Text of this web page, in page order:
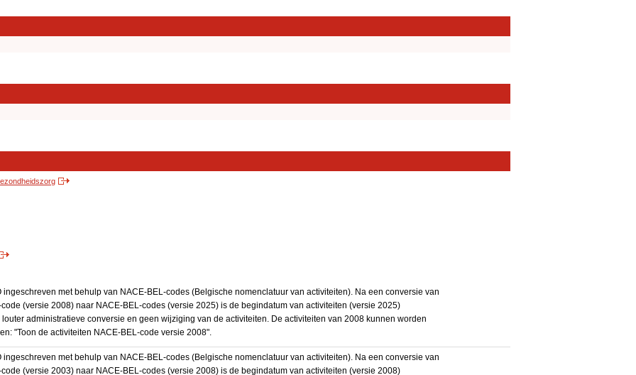
ingeschreven met behulp van NACE-BEL-codes (Belgische nomenclatuur van activiteiten). Na een conversie van
(versie 2008) naar NACE-BEL-codes (versie 2025) is de begindatum van activiteiten (versie 2025)
administratieve conversie en geen wijziging van de activiteiten. De activiteiten van 2008 kunnen worden
"Toon de activiteiten NACE-BEL-code versie 2008".
ingeschreven met behulp van NACE-BEL-codes (Belgische nomenclatuur van activiteiten). Na een conversie van
(versie 2003) naar NACE-BEL-codes (versie 2008) is de begindatum van activiteiten (versie 2008)